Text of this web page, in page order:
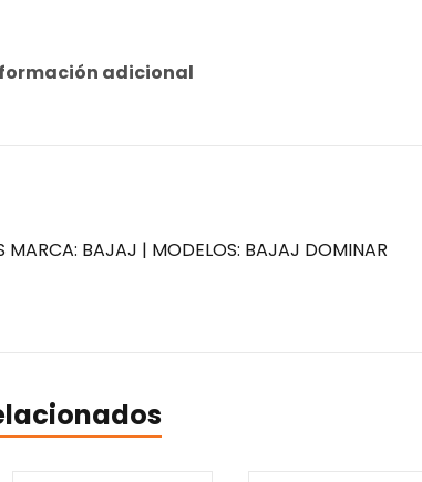
adicional
BAJAJ | MODELOS: BAJAJ DOMINAR